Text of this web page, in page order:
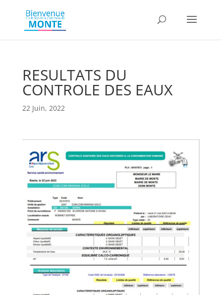
RESULTATS DU
CONTROLE DES EAUX
22 Juin, 2022